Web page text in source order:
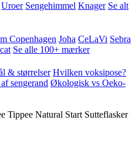
Uroer Sengehimmel Knager Se alt
Copenhagen Joha CeLaVi Sebra
Se alle 100+ mærker
& størrelser Hvilken voksipose?
sengerand Økologisk vs Oeko-
Tippee Natural Start Sutteflasker